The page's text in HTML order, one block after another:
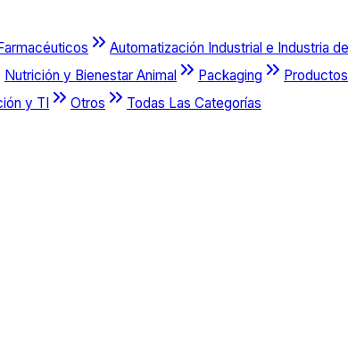
Automatización Industrial e Industria
Nutrición y Bienestar Animal Packaging
y TI Otros
Todas Las Categorías